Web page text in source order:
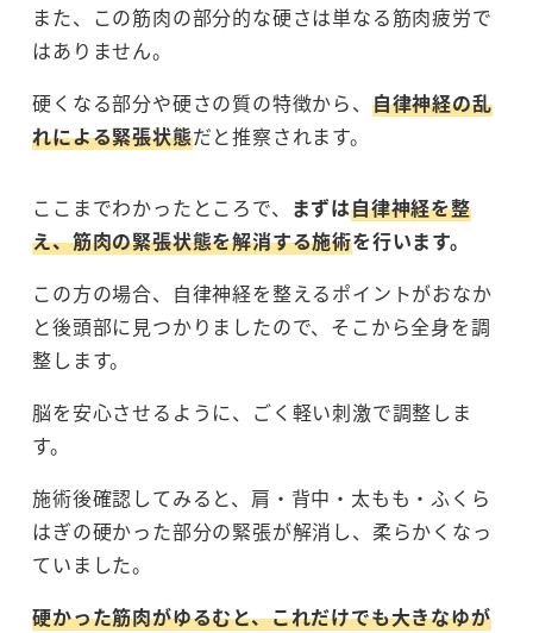
また、この筋肉の部分的な硬さは単なる筋肉疲労で
はありません。
硬くなる部分や硬さの質の特徴から、 自律神経の乱
れによる緊張状態だと推察されます。
ここまでわかったところで、 まずは自律神経を整
え、筋肉の緊張状態を解消する施術を行います。
この方の場合、自律神経を整えるポイントがおなか
と後頭部に見つかりましたので、そこから全身を調
整します。
脳を安心させるように、ごく軽い刺激で調整しま
す。
施術後確認してみると、肩・背中・太もも・ふくら
はぎの硬かった部分の緊張が解消し、柔らかくなっ
ていました。
硬かった筋肉がゆるむと、これだけでも大きなゆが